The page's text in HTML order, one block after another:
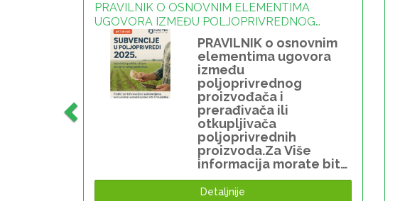
PRAVILNIK O OSNOVNIM ELEMENTIMA
UGOVORA IZMEĐU POLJOPRIVREDNOG
PROIZVOĐAČA I PRERAĐIVAČA ILI
OTKUPLJIVAČA POLJOPRIVREDNIH
PROIZVODA - 13.07.2026
PRAVILNIK o osnovnim
elementima ugovora
između
poljoprivrednog
proizvođača i
prerađivača ili
otkupljivača
poljoprivrednih
proizvoda.Za Više
informacija morate biti
registrovani ili
ulogovani
Detaljnije